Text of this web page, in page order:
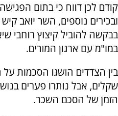
קודם לכן דווח כי בתום
ובכירים נוספים, השר יואב
בבקשה להוביל קיצוץ רוחבי
במו"מ עם ארגון המורים.
שקלים, אבל נותרו פערים
הזמן של הסכם השכר.